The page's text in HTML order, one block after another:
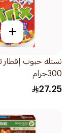
+
نستله حبوب
300جرام
27.25